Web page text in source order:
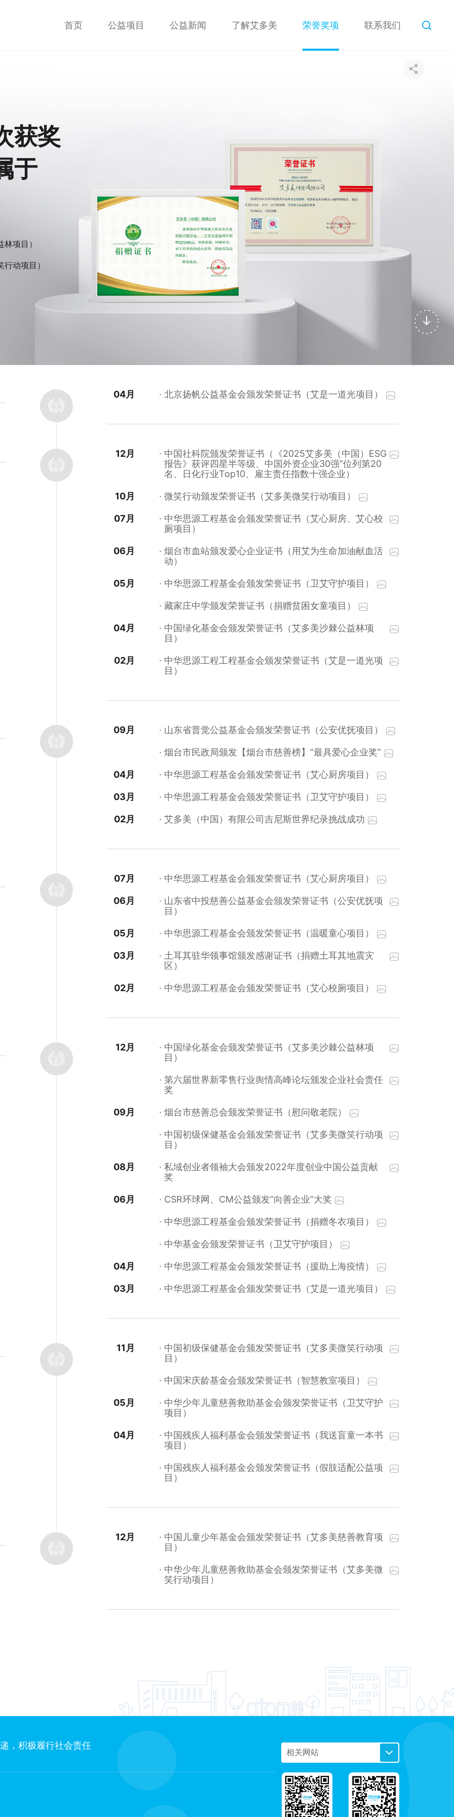
首页 公益项目 公益新闻 了解艾多美 荣誉奖项 联系我们
获奖
于
项目）
动项目）
04月 北京扬帆公益基金会颁发荣誉证书（艾是一道光项目）
12月
中国社科院颁发荣誉证书（《2025艾多美（中国）ESG
报告》获评四星半等级、中国外资企业30强”位列第20
名、日化行业Top10、雇主责任指数十强企业）
10月 微笑行动颁发荣誉证书（艾多美微笑行动项目）
07月
中华思源工程基金会颁发荣誉证书（艾心厨房、艾心校
厕项目）
06月
烟台市血站颁发爱心企业证书（用艾为生命加油献血活
动）
05月 中华思源工程基金会颁发荣誉证书（卫艾守护项目）
藏家庄中学颁发荣誉证书（捐赠贫困女童项目）
04月
中国绿化基金会颁发荣誉证书（艾多美沙棘公益林项
目）
02月
中华思源工程工程基金会颁发荣誉证书（艾是一道光项
目）
09月 山东省普觉公益基金会颁发荣誉证书（公安优抚项目）
烟台市民政局颁发【烟台市慈善榜】“最具爱心企业奖”
04月 中华思源工程基金会颁发荣誉证书（艾心厨房项目）
03月 中华思源工程基金会颁发荣誉证书（卫艾守护项目）
02月 艾多美（中国）有限公司吉尼斯世界纪录挑战成功
07月 中华思源工程基金会颁发荣誉证书（艾心厨房项目）
06月
山东省中投慈善公益基金会颁发荣誉证书（公安优抚项
目）
05月 中华思源工程基金会颁发荣誉证书（温暖童心项目）
03月
土耳其驻华领事馆颁发感谢证书（捐赠土耳其地震灾
区）
02月 中华思源工程基金会颁发荣誉证书（艾心校厕项目）
12月
中国绿化基金会颁发荣誉证书（艾多美沙棘公益林项
目）
第六届世界新零售行业舆情高峰论坛颁发企业社会责任
奖
09月 烟台市慈善总会颁发荣誉证书（慰问敬老院）
中国初级保健基金会颁发荣誉证书（艾多美微笑行动项
目）
08月
私域创业者领袖大会颁发2022年度创业中国公益贡献
奖
06月 CSR环球网、CM公益颁发“向善企业”大奖
中华思源工程基金会颁发荣誉证书（捐赠冬衣项目）
中华基金会颁发荣誉证书（卫艾守护项目）
04月 中华思源工程基金会颁发荣誉证书（援助上海疫情）
03月 中华思源工程基金会颁发荣誉证书（艾是一道光项目）
11月
中国初级保健基金会颁发荣誉证书（艾多美微笑行动项
目）
中国宋庆龄基金会颁发荣誉证书（智慧教室项目）
05月
中华少年儿童慈善救助基金会颁发荣誉证书（卫艾守护
项目）
04月
中国残疾人福利基金会颁发荣誉证书（我送盲童一本书
项目）
中国残疾人福利基金会颁发荣誉证书（假肢适配公益项
目）
12月
中国儿童少年基金会颁发荣誉证书（艾多美慈善教育项
目）
中华少年儿童慈善救助基金会颁发荣誉证书（艾多美微
笑行动项目）
，积极履行社会责任
相关网站
PC艾购商城
手机艾购商城
艾多美企业站